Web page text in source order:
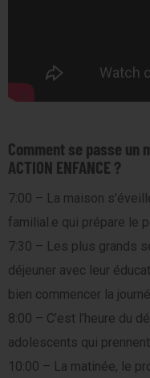
Comment se passe un
ACTION ENFANCE ?
7:00 – La maison
familial.e qui prépare le
7:30 – Les plus grands
déjeuner avec leur
bien commencer la
8:00 – C’est l’heure du
adolescents qui
10:00 – La matinée, le